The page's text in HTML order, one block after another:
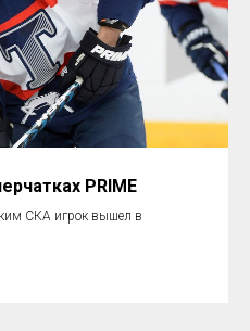
PRIME
СКА игрок вышел в